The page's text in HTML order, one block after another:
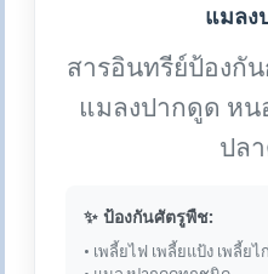
แมลง
สารอินทรีย์ป้องกั
แมลงปากดูด ห
ปล
✨ ป้องกันศัตรูพืช:
• เพลี้ยไฟ เพลี้ยแป้ง เพลี้ยไ